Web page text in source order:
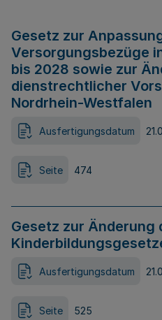
Gesetz zur
Versorgungsbezüge
bis 2028 sowie zur
dienstrechtlicher
Nordrhein-Westfalen
Ausfertigungsdatum
Seite 474
Gesetz zur Änderung
Ausfertigungsdatum
Seite 525